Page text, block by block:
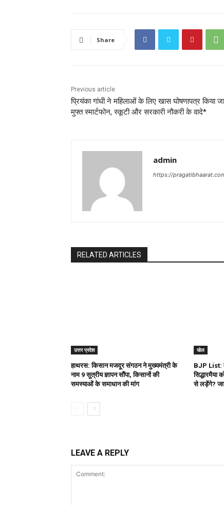
Share
Previous article
प्रियंका गांधी ने महिलाओं के लिए खास घोषणापत्र किया
मुफ्त स्मार्टफोन, स्कूटी और सरकारी नौकरी के वादे*
admin
https://
RELATED ARTICLES
उत्तर प्रदेश
हाथरस: किसान मजदूर संगठन ने मुख्यमंत्री के
नाम 9 सूत्रीय ज्ञापन सौंपा, किसानों की
समस्याओं के समाधान की मांग
खेल
BJP List:
सिद्धारमैया
से लड़ेंगे?
LEAVE A REPLY